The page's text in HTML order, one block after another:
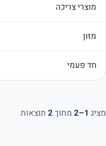
מוצרי צריכה
מזון
חד פעמי
מציג 1–2 מתוך2 תוצאות